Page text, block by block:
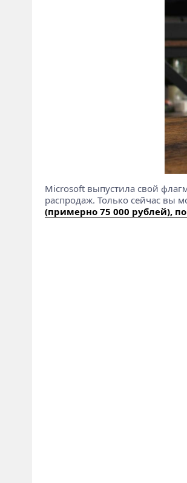
Microsoft выпустила свой
распродаж. Только сейчас вы
(примерно 75 000 рублей),